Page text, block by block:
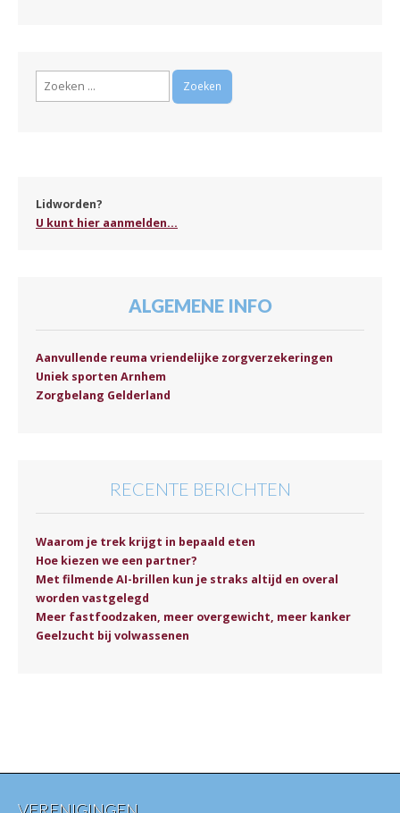
Zoeken
Lidworden?
U kunt hier aanmelden...
ALGEMENE INFO
Aanvullende reuma vriendelijke zorgverzekeringen
Uniek sporten Arnhem
Zorgbelang Gelderland
RECENTE BERICHTEN
Waarom je trek krijgt in bepaald eten
Hoe kiezen we een partner?
Met filmende AI-brillen kun je straks altijd en overal
worden vastgelegd
Meer fastfoodzaken, meer overgewicht, meer kanker
Geelzucht bij volwassenen